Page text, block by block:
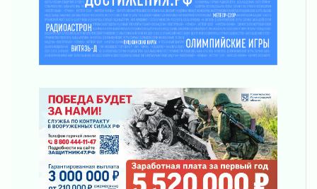
03 августа 2026
Уроки безопасности для детей и взрослых
03 августа 2026
Ленобласть отмечает День Воздушно-
02 августа 2026
«Активное лето»
02 августа 2026
Ленобласть отметила заслуги жителей перед
регионом и страной
02 августа 2026